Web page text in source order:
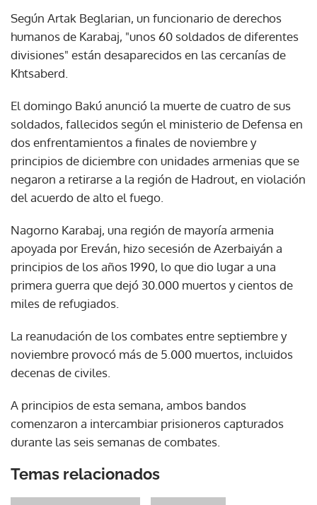
Según Artak Beglarian, un funcionario de derechos
humanos de Karabaj, "unos 60 soldados de diferentes
divisiones" están desaparecidos en las cercanías de
Khtsaberd.
El domingo Bakú anunció la muerte de cuatro de sus
soldados, fallecidos según el ministerio de Defensa en
dos enfrentamientos a finales de noviembre y
principios de diciembre con unidades armenias que se
negaron a retirarse a la región de Hadrout, en violación
del acuerdo de alto el fuego.
Nagorno Karabaj, una región de mayoría armenia
apoyada por Ereván, hizo secesión de Azerbaiyán a
principios de los años 1990, lo que dio lugar a una
primera guerra que dejó 30.000 muertos y cientos de
miles de refugiados.
La reanudación de los combates entre septiembre y
noviembre provocó más de 5.000 muertos, incluidos
decenas de civiles.
A principios de esta semana, ambos bandos
comenzaron a intercambiar prisioneros capturados
durante las seis semanas de combates.
Temas relacionados